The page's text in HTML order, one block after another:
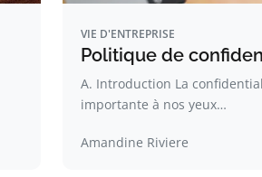
VIE D'ENTREPRISE
Politique de
A. Introduction La
importante à nos yeux…
Amandine Riviere